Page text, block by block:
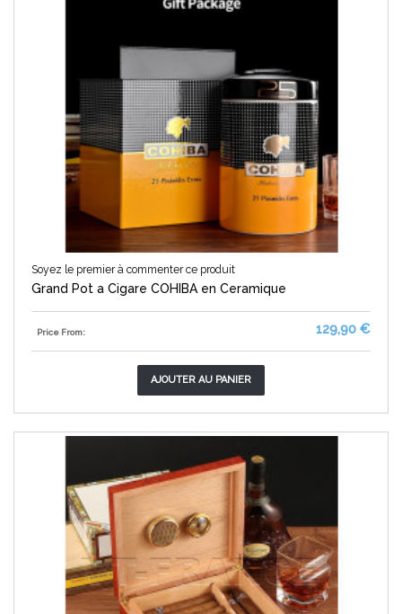
Soyez le premier à commenter ce produit
Grand Pot a Cigare COHIBA en Ceramique
Price From: 129,90 €
AJOUTER AU PANIER